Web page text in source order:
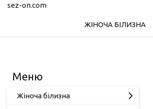
sez-on.com
ЖІНОЧА БІЛИЗНА
Жіноча білизна